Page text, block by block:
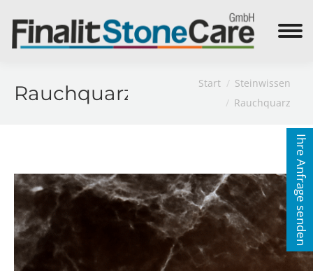
Search:
Rauchquarz
Sie befinden sich hier:
Start
Steinwissen
Rauchquarz
Ihre Anfrage senden